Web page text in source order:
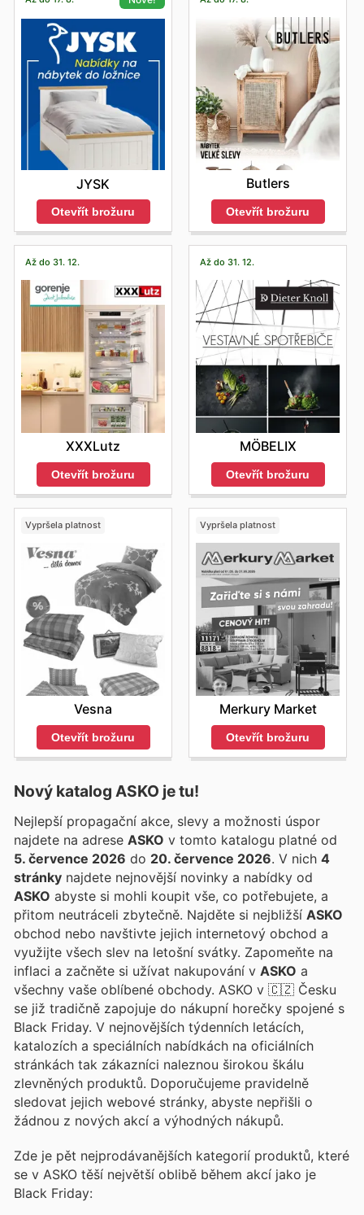
JYSK
Otevřít brožuru
Butlers
Otevřít brožuru
Až do 31. 12.
XXXLutz
Otevřít brožuru
Až do 31. 12.
MÖBELIX
Otevřít brožuru
Vypršela platnost
Vesna
Otevřít brožuru
Vypršela platnost
Merkury Market
Otevřít brožuru
Nový katalog ASKO je tu!
Nejlepší propagační akce, slevy a možnosti úspor
najdete na adrese ASKO v tomto katalogu platné od
5. července 2026 do 20. července 2026 . V nich 4
stránky najdete nejnovější novinky a nabídky od
ASKO abyste si mohli koupit vše, co potřebujete, a
přitom neutráceli zbytečně. Najděte si nejbližší ASKO
obchod nebo navštivte jejich internetový obchod a
využijte všech slev na letošní svátky. Zapomeňte na
inflaci a začněte si užívat nakupování v ASKO a
všechny vaše oblíbené obchody. ASKO v 🇨🇿 Česku
se již tradičně zapojuje do nákupní horečky spojené s
Black Friday. V nejnovějších týdenních letácích,
katalozích a speciálních nabídkách na oficiálních
stránkách tak zákazníci naleznou širokou škálu
zlevněných produktů. Doporučujeme pravidelně
sledovat jejich webové stránky, abyste nepřišli o
žádnou z nových akcí a výhodných nákupů.
Zde je pět nejprodávanějších kategorií produktů, které
se v ASKO těší největší oblibě během akcí jako je
Black Friday: